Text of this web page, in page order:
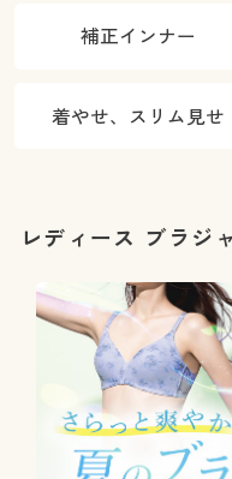
補正インナー
着やせ、スリム見せ
レディース ブラジ